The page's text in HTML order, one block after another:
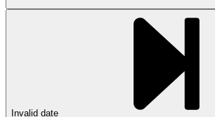
Invalid date